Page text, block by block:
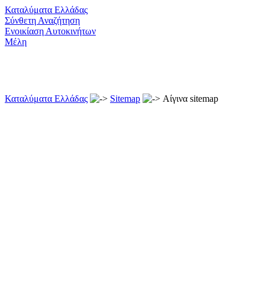
Καταλύματα Ελλάδας
Σύνθετη Αναζήτηση
Ενοικίαση Αυτοκινήτων
Μέλη
Καταλύματα Ελλάδας Sitemap Αίγινα sitemap